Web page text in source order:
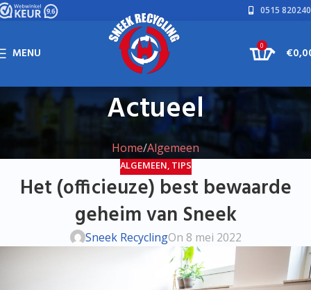
0515 820240
MENU 0 €
Actueel
Home Algemeen
ALGEMEEN, TIPS
Het (officieuze) best bewaarde
geheim van Sneek
Sneek RecyclingOn 8 mei 2022